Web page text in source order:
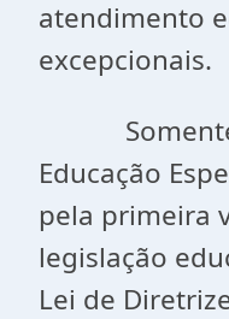
atendimento
excepcionais.
Somente
Educação
pela primeira
legislação
Lei de